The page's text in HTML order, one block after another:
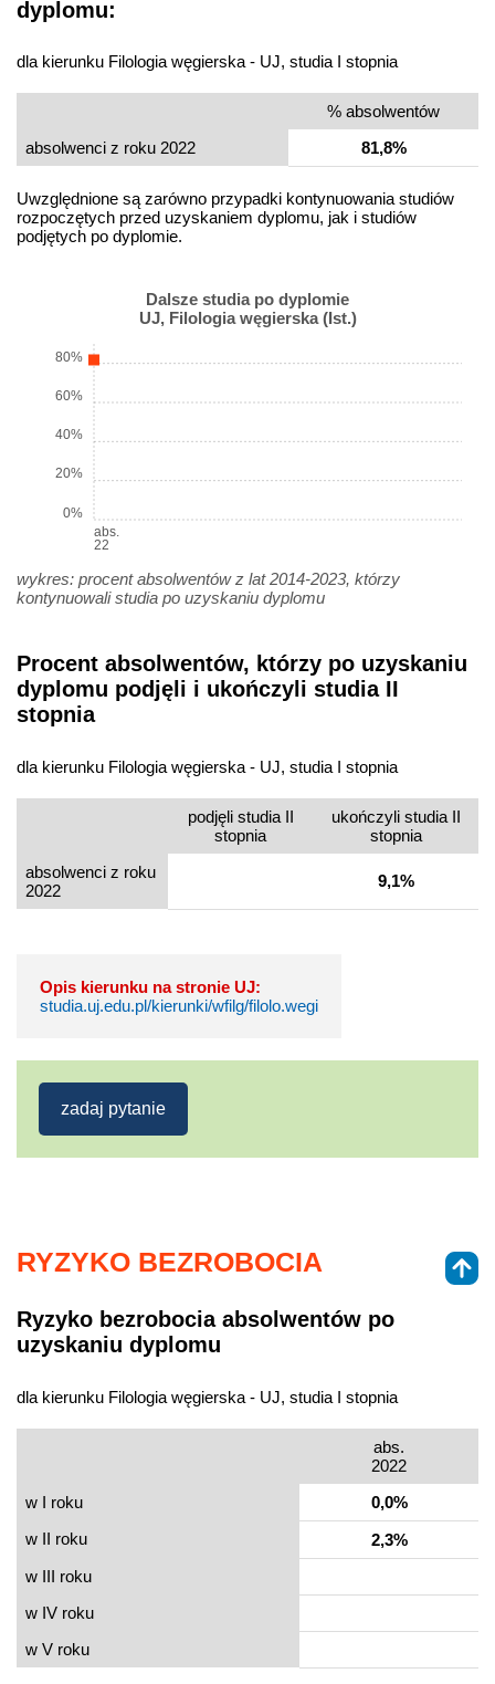
dyplomu:
dla kierunku Filologia węgierska - UJ, studia I stopnia
% absolwentów
absolwenci z roku 2022
81,8%
Uwzględnione są zarówno przypadki kontynuowania studiów
rozpoczętych przed uzyskaniem dyplomu, jak i studiów
podjętych po dyplomie.
Dalsze studia po dyplomie
UJ, Filologia węgierska (Ist.)
abs.
22
0%
20%
40%
60%
80%
wykres: procent absolwentów z lat 2014-2023, którzy
kontynuowali studia po uzyskaniu dyplomu
Procent absolwentów, którzy po uzyskaniu
dyplomu podjęli i ukończyli studia II
stopnia
dla kierunku Filologia węgierska - UJ, studia I stopnia
podjęli studia II
stopnia
ukończyli studia II
stopnia
absolwenci z roku
2022
9,1%
Opis kierunku na stronie UJ:
studia.uj.edu.pl/kierunki/wfilg/filolo.wegi
zadaj pytanie
RYZYKO BEZROBOCIA
Ryzyko bezrobocia absolwentów po
uzyskaniu dyplomu
dla kierunku Filologia węgierska - UJ, studia I stopnia
abs.
2022
w I roku
0,0%
w II roku
2,3%
w III roku
w IV roku
w V roku